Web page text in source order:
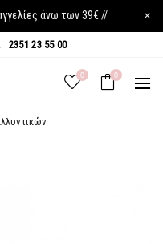
άνω των 39€ // ×
2351 23 55 00
0 0